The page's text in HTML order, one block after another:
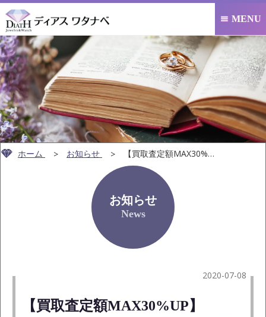
 MENU
ホーム お知らせ 【買取査定額MAX30%UP】7/21(火)まで 金・…
お知らせ
News
2020-07-08
【買取査定額MAX30%UP】